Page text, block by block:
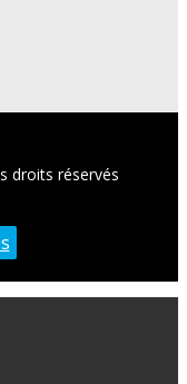
droits réservés